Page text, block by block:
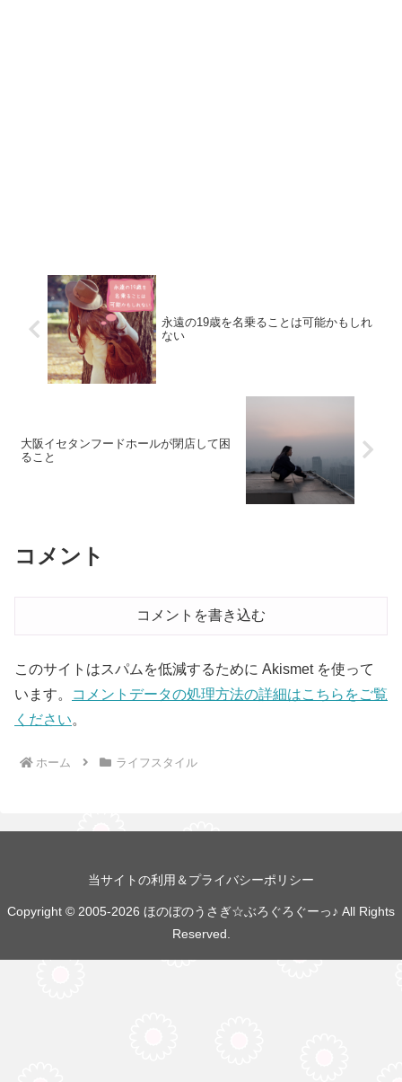
永遠の19歳を名乗ることは可能かもしれ
ない
大阪イセタンフードホールが閉店して困
ること
コメント
コメントを書き込む
このサイトはスパムを低減するために Akismet を使って
います。
コメントデータの処理方法の詳細はこちらをご覧
ください。
ホーム ライフスタイル
当サイトの利用＆プライバシーポリシー
Copyright © 2005-2026 ほのぼのうさぎ☆ぶろぐろぐーっ♪ All Rights
Reserved.